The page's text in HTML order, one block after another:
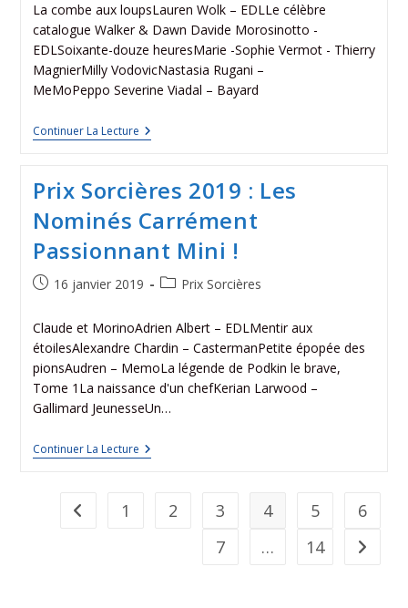
La combe aux loupsLauren Wolk – EDLLe célèbre
catalogue Walker & Dawn Davide Morosinotto -
EDLSoixante-douze heuresMarie -Sophie Vermot - Thierry
MagnierMilly VodovicNastasia Rugani –
MeMoPeppo Severine Viadal – Bayard
Continuer La Lecture
Prix Sorcières 2019 : Les
Nominés Carrément
Passionnant Mini !
16 janvier 2019 Prix Sorcières
Claude et MorinoAdrien Albert – EDLMentir aux
étoilesAlexandre Chardin – CastermanPetite épopée des
pionsAudren – MemoLa légende de Podkin le brave,
Tome 1La naissance d'un chefKerian Larwood –
Gallimard JeunesseUn…
Continuer La Lecture
1 2 3 4 5
6
7
… 14